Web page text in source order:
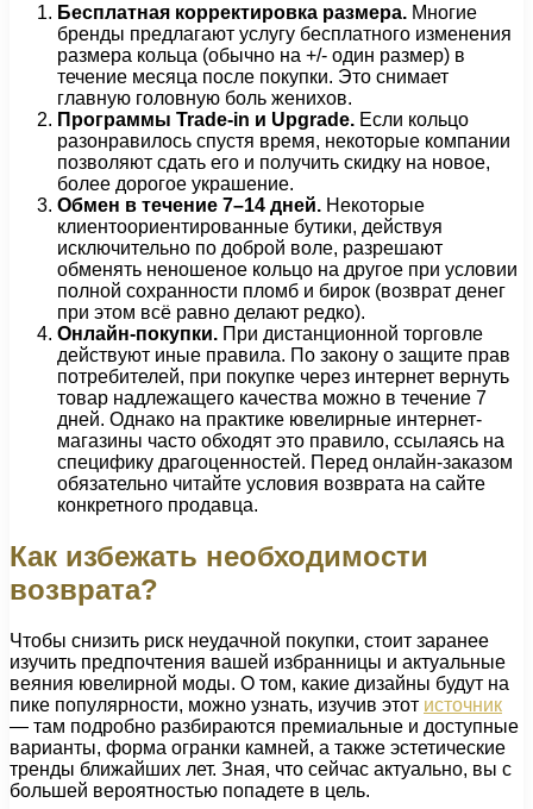
Бесплатная корректировка размера. Многие
бренды предлагают услугу бесплатного изменения
размера кольца (обычно на +/- один размер) в
течение месяца после покупки. Это снимает
главную головную боль женихов.
Программы Trade-in и Upgrade. Если кольцо
разонравилось спустя время, некоторые компании
позволяют сдать его и получить скидку на новое,
более дорогое украшение.
Обмен в течение 7–14 дней. Некоторые
клиентоориентированные бутики, действуя
исключительно по доброй воле, разрешают
обменять неношеное кольцо на другое при условии
полной сохранности пломб и бирок (возврат денег
при этом всё равно делают редко).
Онлайн-покупки. При дистанционной торговле
действуют иные правила. По закону о защите прав
потребителей, при покупке через интернет вернуть
товар надлежащего качества можно в течение 7
дней. Однако на практике ювелирные интернет-
магазины часто обходят это правило, ссылаясь на
специфику драгоценностей. Перед онлайн-заказом
обязательно читайте условия возврата на сайте
конкретного продавца.
Как избежать необходимости
возврата?
Чтобы снизить риск неудачной покупки, стоит заранее
изучить предпочтения вашей избранницы и актуальные
веяния ювелирной моды. О том, какие дизайны будут на
пике популярности, можно узнать, изучив этот источник
— там подробно разбираются премиальные и доступные
варианты, форма огранки камней, а также эстетические
тренды ближайших лет. Зная, что сейчас актуально, вы с
большей вероятностью попадете в цель.